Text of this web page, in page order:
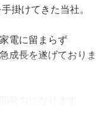
掛けてきた当社。
電に留まらず
成長を遂げておりま